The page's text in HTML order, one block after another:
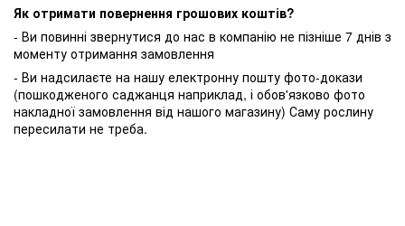
Як отримати повернення грошових коштів?
- Ви повинні звернутися до нас в компанію не пізніше 7 днів з
моменту отримання замовлення
- Ви надсилаєте на нашу електронну пошту фото-докази
(пошкодженого саджанця наприклад, і обов'язково фото
накладної замовлення від нашого магазину) Саму рослину
пересилати не треба.